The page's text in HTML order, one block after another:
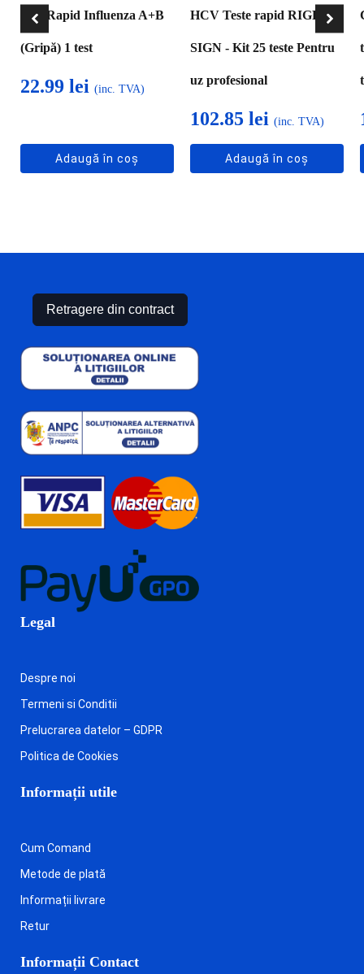
Test Rapid Influenza A+B
(Gripă) 1 test
22.99 lei (inc. TVA)
Adaugă în coș
HCV Teste rapid RIGHT
SIGN - Kit 25 teste Pentru
uz profesional
102.85 lei (inc. TVA)
Adaugă în coș
Retragere din contract
Legal
Despre noi
Termeni si Conditii
Prelucrarea datelor – GDPR
Politica de Cookies
Informații utile
Cum Comand
Metode de plată
Informații livrare
Retur
Informații Contact